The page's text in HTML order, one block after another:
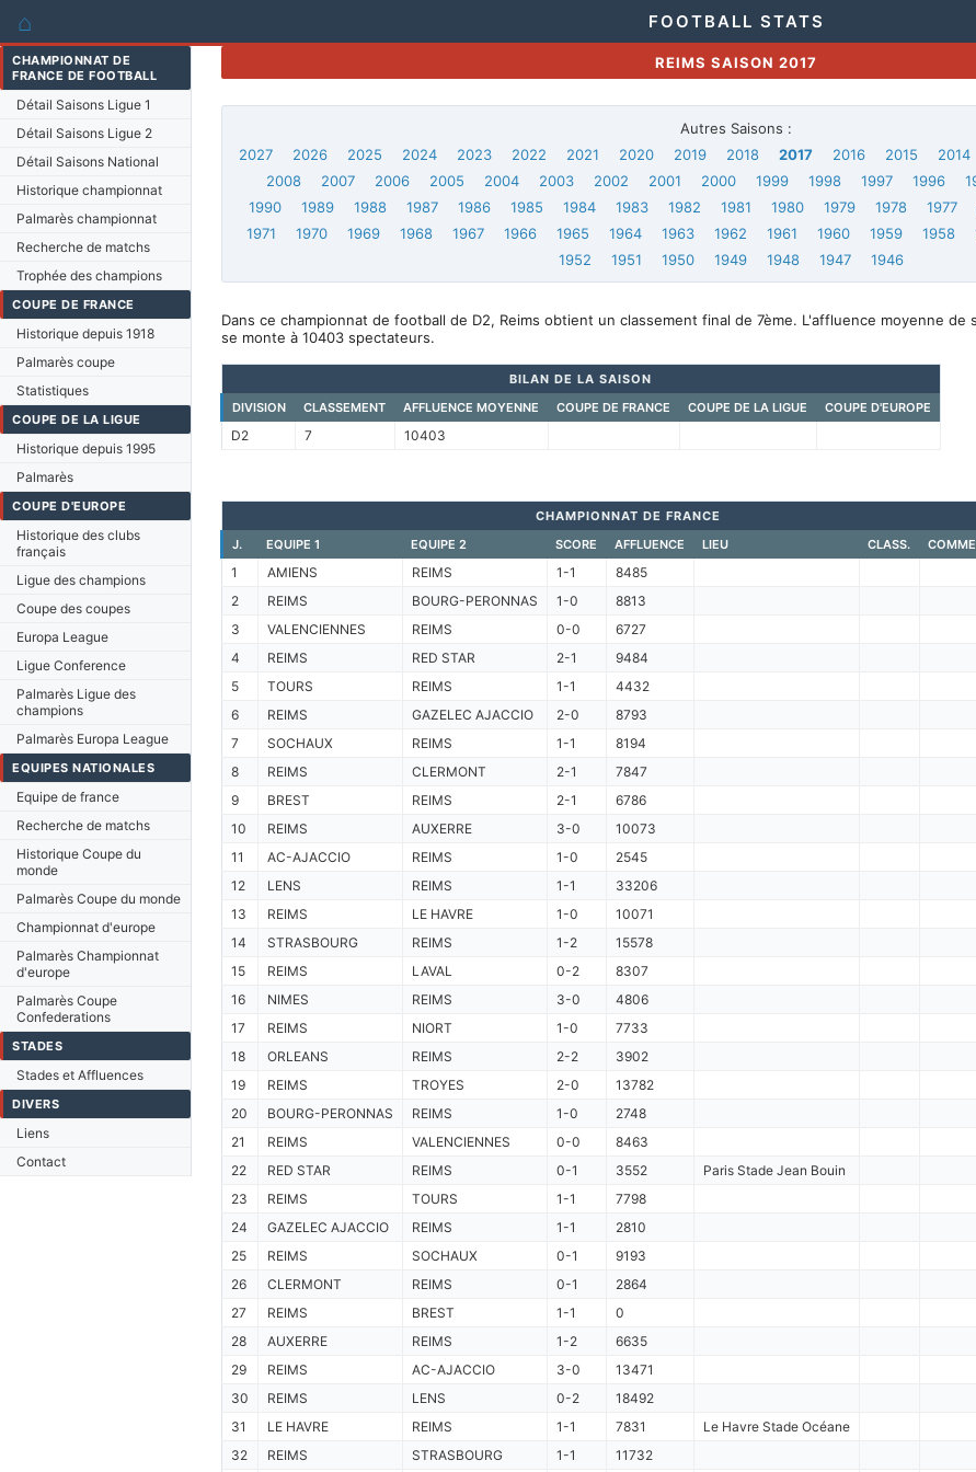
⌂ FOOTBALL STATS
CHAMPIONNAT DE
FRANCE DE FOOTBALL
Détail Saisons Ligue 1
Détail Saisons Ligue 2
Détail Saisons National
Historique championnat
Palmarès championnat
Recherche de matchs
Trophée des champions
COUPE DE FRANCE
Historique depuis 1918
Palmarès coupe
Statistiques
COUPE DE LA LIGUE
Historique depuis 1995
Palmarès
COUPE D'EUROPE
Historique des clubs
français
Ligue des champions
Coupe des coupes
Europa League
Ligue Conference
Palmarès Ligue des
champions
Palmarès Europa League
EQUIPES NATIONALES
Equipe de france
Recherche de matchs
Historique Coupe du
monde
Palmarès Coupe du monde
Championnat d'europe
Palmarès Championnat
d'europe
Palmarès Coupe
Confederations
STADES
Stades et Affluences
DIVERS
Liens
Contact
REIMS SAISON 2017
Autres Saisons :
2027
2026 2025 2024 2023 2022 2021 2020 2019 2018 2017 2016 2015 2014
2008
2007 2006 2005 2004 2003 2002 2001 2000 1999 1998 1997 1996
1990
1989 1988 1987 1986 1985 1984 1983 1982 1981 1980 1979 1978 1977
1971
1970 1969 1968 1967 1966 1965 1964 1963 1962 1961 1960 1959 1958
1952
1951 1950 1949 1948 1947 1946
Dans ce championnat de football de D2, Reims obtient un classement final de 7ème. L'affluence moyenne
se monte à 10403 spectateurs.
BILAN DE LA SAISON
DIVISION
CLASSEMENT AFFLUENCE MOYENNE COUPE DE FRANCE COUPE DE LA LIGUE COUPE D'EUROPE
D2 7 10403
CHAMPIONNAT DE FRANCE
J.
EQUIPE 1 EQUIPE 2 SCORE AFFLUENCE LIEU CLASS.
1 AMIENS REIMS 1-1
8485
2
REIMS BOURG-PERONNAS 1-0
8813
3
VALENCIENNES REIMS 0-0
6727
4
REIMS RED STAR 2-1
9484
5
TOURS REIMS 1-1
4432
6
REIMS GAZELEC AJACCIO 2-0
8793
7
SOCHAUX REIMS 1-1
8194
8
REIMS CLERMONT 2-1
7847
9
BREST REIMS 2-1
6786
10
REIMS AUXERRE 3-0
10073
11
AC-AJACCIO REIMS 1-0
2545
12
LENS REIMS 1-1
33206
13
REIMS LE HAVRE 1-0
10071
14
STRASBOURG REIMS 1-2
15578
15
REIMS LAVAL 0-2
8307
16
NIMES REIMS 3-0
4806
17
REIMS NIORT 1-0
7733
18
ORLEANS REIMS 2-2
3902
19
REIMS TROYES 2-0
13782
20
BOURG-PERONNAS REIMS 1-0
2748
21
REIMS VALENCIENNES 0-0
8463
22
RED STAR REIMS 0-1 3552
Paris Stade Jean Bouin
23
REIMS TOURS 1-1
7798
24
GAZELEC AJACCIO REIMS 1-1
2810
25
REIMS SOCHAUX 0-1
9193
26
CLERMONT REIMS 0-1
2864
27
REIMS BREST 1-1
0
28
AUXERRE REIMS 1-2
6635
29
REIMS AC-AJACCIO 3-0
13471
30
REIMS LENS 0-2
18492
31
LE HAVRE REIMS 1-1 7831
Le Havre Stade Océane
32
REIMS STRASBOURG 1-1 11732